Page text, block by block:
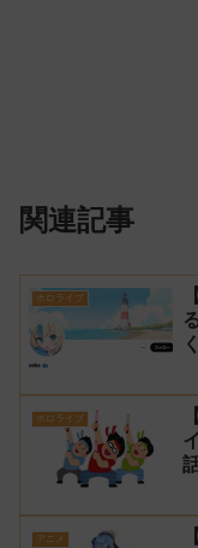
関連記事
ホロライブ
ホロライブ
アニメ